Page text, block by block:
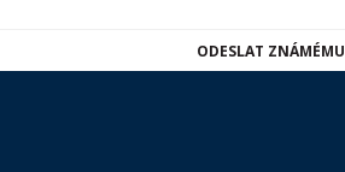
ODESLAT ZNÁMÉMU